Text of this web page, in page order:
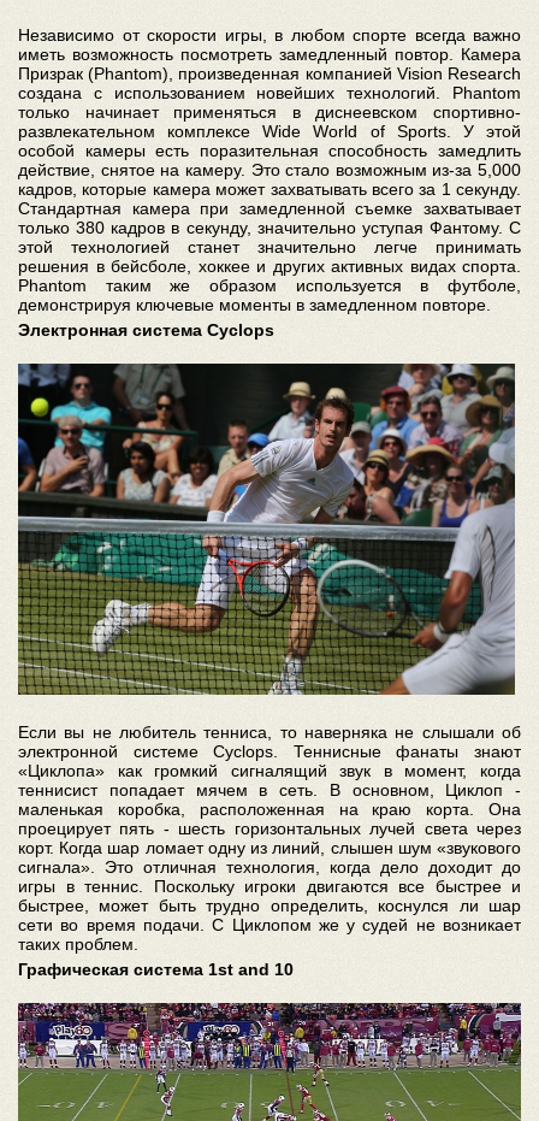
Независимо от скорости игры, в любом спорте всегда важно
иметь возможность посмотреть замедленный повтор. Камера
Призрак (Phantom), произведенная компанией Vision Research
создана с использованием новейших технологий. Phantom
только начинает применяться в диснеевском спортивно-
развлекательном комплексе Wide World of Sports. У этой
особой камеры есть поразительная способность замедлить
действие, снятое на камеру. Это стало возможным из-за 5,000
кадров, которые камера может захватывать всего за 1 секунду.
Стандартная камера при замедленной съемке захватывает
только 380 кадров в секунду, значительно уступая Фантому. С
этой технологией станет значительно легче принимать
решения в бейсболе, хоккее и других активных видах спорта.
Phantom таким же образом используется в футболе,
демонстрируя ключевые моменты в замедленном повторе.
Электронная система Cyclops
Если вы не любитель тенниса, то наверняка не слышали об
электронной системе Cyclops. Теннисные фанаты знают
«Циклопа» как громкий сигналящий звук в момент, когда
теннисист попадает мячем в сеть. В основном, Циклоп -
маленькая коробка, расположенная на краю корта. Она
проецирует пять - шесть горизонтальных лучей света через
корт. Когда шар ломает одну из линий, слышен шум «звукового
сигнала». Это отличная технология, когда дело доходит до
игры в теннис. Поскольку игроки двигаются все быстрее и
быстрее, может быть трудно определить, коснулся ли шар
сети во время подачи. С Циклопом же у судей не возникает
таких проблем.
Графическая система 1st and 10